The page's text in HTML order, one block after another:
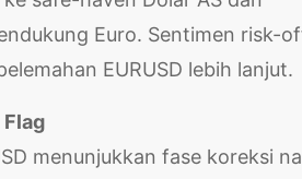
Euro. Sentimen risk-
EURUSD lebih lanjut.
menunjukkan fase koreksi